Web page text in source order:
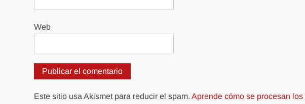
Web
Este sitio usa Akismet para reducir el spam.Aprende cómo se procesan los